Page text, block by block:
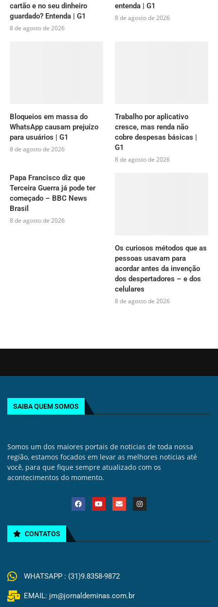
cartão e no seu dinheiro
guardado? Entenda | G1
8 de agosto de 2026
entenda | G1
8 de agosto de 2026
Bloqueios em massa do
WhatsApp causam prejuízo
para usuários | G1
8 de agosto de 2026
Trabalho por aplicativo
cresce, mas renda não
cobre despesas básicas |
G1
8 de agosto de 2026
Papa Francisco diz que
Terceira Guerra já pode ter
começado – BBC News
Brasil
8 de agosto de 2026
Os curiosos métodos que as
pessoas usavam para
acordar antes da invenção
dos despertadores – e dos
celulares
8 de agosto de 2026
SAIBA QUEM SOMOS
Somos um dos maiores portais de noticias de toda nossa
região, estamos focados em levar as melhores noticias até
você, para que fique sempre atualizado com os
acontecimentos do momento.
CONTATOS
WHATSAPP : (31)9.8358-9872
EMAIL: jm@jornaldeminas.com.br